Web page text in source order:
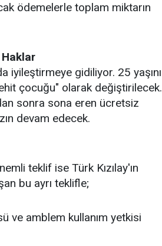
ödemelerle toplam miktarın
iyileştirmeye gidiliyor. 25 yaşını
çocuğu" olarak değiştirilecek.
sonra sona eren ücretsiz
devam edecek.
teklif ise Türk Kızılay'ın
bu ayrı teklifle;
ve amblem kullanım yetkisi